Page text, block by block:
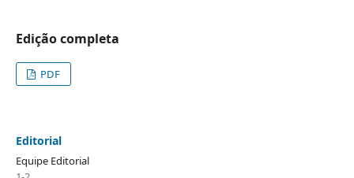
Edição completa
PDF
Editorial
Equipe Editorial